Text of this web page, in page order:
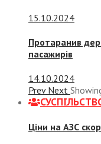
15.10.2024
Протаранив
пасажирів
14.10.2024
Prev Next
Ціни на АЗС